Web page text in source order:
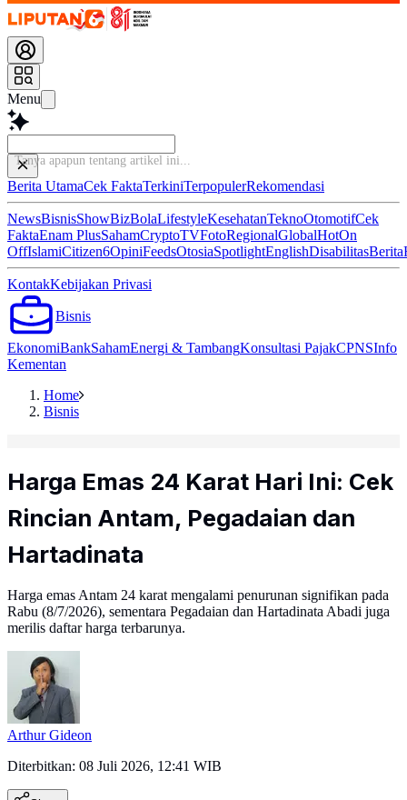
Menu
Ba
Berita UtamaCek FaktaTerkiniTerpopulerRekomendasi
NewsBisnisShowBizBolaLifestyleKesehatanTeknoOtomotifCek
FaktaEnam PlusSahamCryptoTVFotoRegionalGlobalHotOn
OffIslamiCitizen6OpiniFeedsOtosiaSpotlightEnglishDisabilitasBerita
KontakKebijakan Privasi
Bisnis
EkonomiBankSahamEnergi & TambangKonsultasi PajakCPNSInfo
Kementan
Home
Bisnis
Harga Emas 24 Karat Hari Ini: Cek
Rincian Antam, Pegadaian dan
Hartadinata
Harga emas Antam 24 karat mengalami penurunan signifikan pada
Rabu (8/7/2026), sementara Pegadaian dan Hartadinata Abadi juga
merilis daftar harga terbarunya.
Arthur Gideon
Diterbitkan: 08 Juli 2026, 12:41 WIB